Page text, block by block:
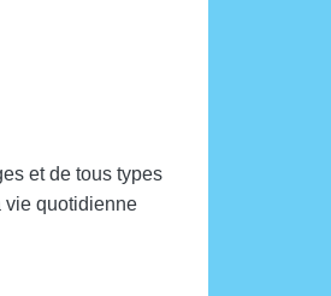
et de tous types
vie quotidienne